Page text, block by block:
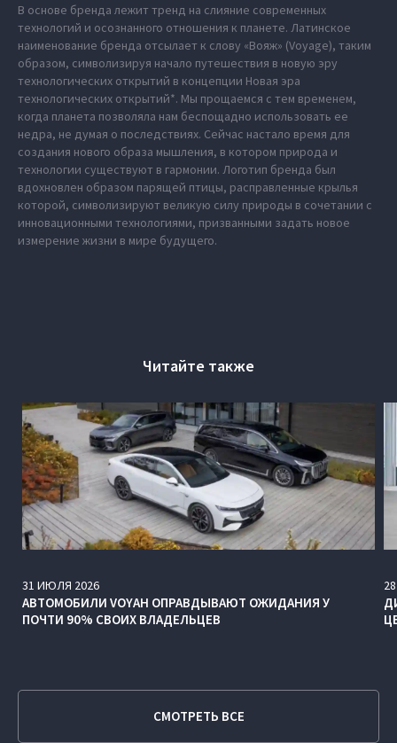
В основе бренда лежит тренд на слияние современных
технологий и осознанного отношения к планете. Латинское
наименование бренда отсылает к слову «Вояж» (Voyage), таким
образом, символизируя начало путешествия в новую эру
технологических открытий в концепции Новая эра
технологических открытий*. Мы прощаемся с тем временем,
когда планета позволяла нам беспощадно использовать ее
недра, не думая о последствиях. Сейчас настало время для
создания нового образа мышления, в котором природа и
технологии существуют в гармонии. Логотип бренда был
вдохновлен образом парящей птицы, расправленные крылья
которой, символизируют великую силу природы в сочетании с
инновационными технологиями, призванными задать новое
измерение жизни в мире будущего.
Читайте также
31 ИЮЛЯ 2026
АВТОМОБИЛИ VOYAH ОПРАВДЫВАЮТ ОЖИДАНИЯ У
ПОЧТИ 90% СВОИХ ВЛАДЕЛЬЦЕВ
28
СМОТРЕТЬ ВСЕ